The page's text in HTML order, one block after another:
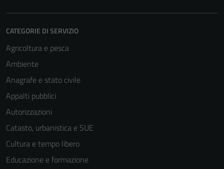
CATEGORIE DI SERVIZIO
Agricoltura e pesca
Ambiente
Anagrafe e stato civile
Appalti pubblici
Autorizzazioni
Catasto, urbanistica e SUE
Cultura e tempo libero
Educazione e formazione